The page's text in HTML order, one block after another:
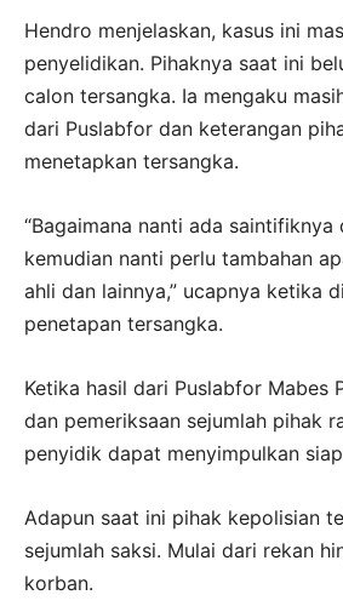
Hendro menjelaskan, kasus ini
penyelidikan. Pihaknya saat ini
calon tersangka. Ia mengaku
dari Puslabfor dan keterangan
menetapkan tersangka.
“Bagaimana nanti ada
kemudian nanti perlu tambahan
ahli dan lainnya,” ucapnya ketika
penetapan tersangka.
Ketika hasil dari Puslabfor Mabes
dan pemeriksaan sejumlah pihak
penyidik dapat menyimpulkan
Adapun saat ini pihak kepolisian
sejumlah saksi. Mulai dari rekan
korban.